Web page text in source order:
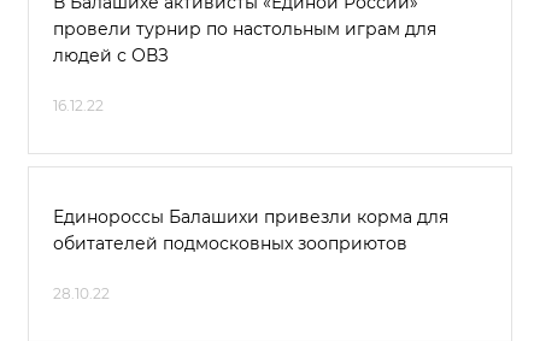
провели турнир по настольным играм для
людей с ОВЗ
16.12.22
Единороссы Балашихи привезли корма для
обитателей подмосковных зооприютов
28.10.22